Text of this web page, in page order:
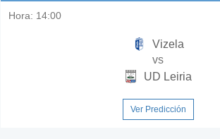
Hora: 14:00
Vizela
vs
UD Leiria
Ver Predicción